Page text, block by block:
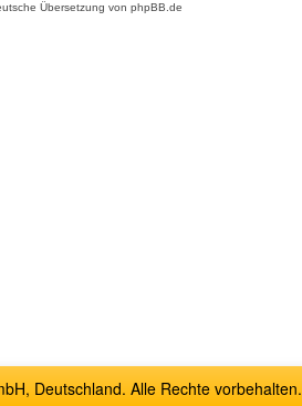
Übersetzung von phpBB.de
Deutschland. Alle Rechte vorbehalten.